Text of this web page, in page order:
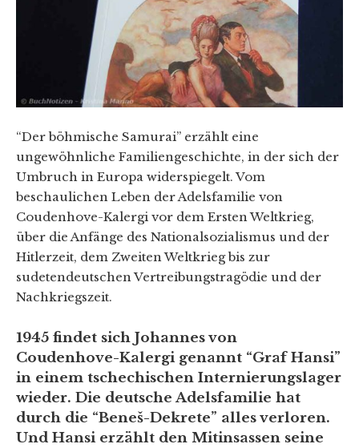
“Der böhmische Samurai” erzählt eine
ungewöhnliche Familiengeschichte, in der sich der
Umbruch in Europa widerspiegelt. Vom
beschaulichen Leben der Adelsfamilie von
Coudenhove-Kalergi vor dem Ersten Weltkrieg,
über die Anfänge des Nationalsozialismus und der
Hitlerzeit, dem Zweiten Weltkrieg bis zur
sudetendeutschen Vertreibungstragödie und der
Nachkriegszeit.
1945 findet sich Johannes von
Coudenhove-Kalergi genannt “Graf Hansi”
in einem tschechischen Internierungslager
wieder. Die deutsche Adelsfamilie hat
durch die “Beneš-Dekrete” alles verloren.
Und Hansi erzählt den Mitinsassen seine